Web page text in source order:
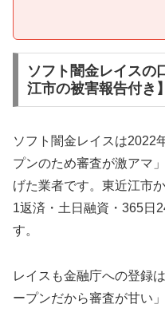
ソフト闇金レイスの
江市の被害報告付き】
ソフト闇金レイスは2022
プンのため審査が激アマ
げた業者です。東近江市
1返済・土日融資・365日
す。
レイスも金融庁への登録
ープンだから審査が甘い